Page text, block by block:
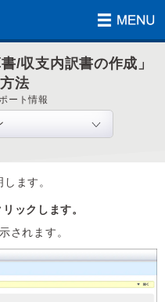
/収支内訳書の作成」
法
ート情報
ます。
ックします。
されます。